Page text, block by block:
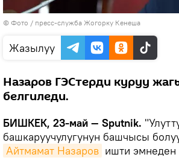
© Фото / пресс-служба Жогорку Кенеша
Жазылуу
Назаров ГЭСтерди куруу
белгиледи.
БИШКЕК, 23-май — Sputnik.
башкаруучулугунун башчысы
Айтмамат Назаров ишти эмнеден